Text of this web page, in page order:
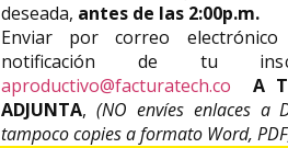
deseada, antes de las 2:00p.m.
Enviar por correo
notificación de tu
aproductivo@facturatech.co
A
ADJUNTA, (NO envíes enlaces a
tampoco copies a formato Word,